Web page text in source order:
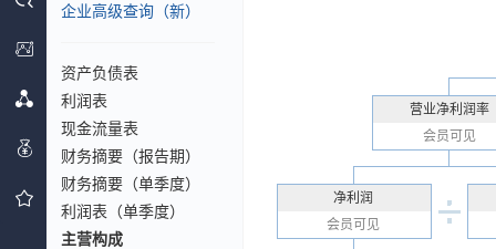
企业高级查询（新）
资产负债表
利润表
现金流量表
财务摘要（报告期）
财务摘要（单季度）
利润表（单季度）
主营构成
营业净利润率
会员可见
净利润
会员可见